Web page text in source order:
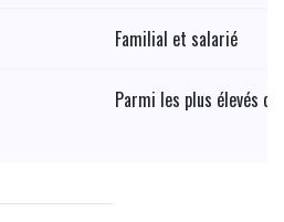
Familial et salarié
Parmi les plus élevés